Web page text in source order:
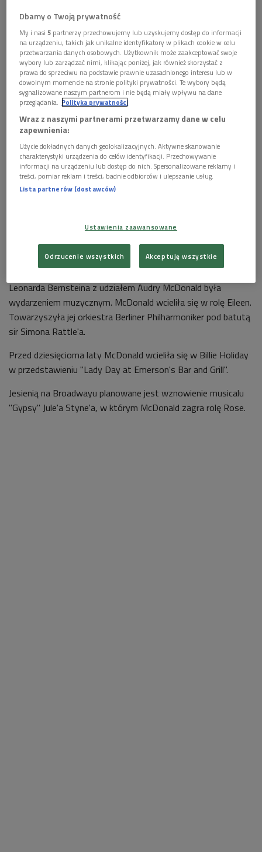
Na Broadwayu Audra McDonald zadebiutowała w musicalu "Carousel"
Richarda Rodgersa i Oscara Hammersteina II Foto: Ovidiu
Hrubaru/Shutterstock
Audra McDonald urodziła się w 1970 roku w Berlinie
Zachodnim, gdzie wówczas stacjonował jej ojciec wysłany
tam przez Armię Amerykańską.
Do 1993 roku uczyła się śpiewu klasycznego (co słychać w
wykonywanych przez nią utworach) w prestiżowej Juilliard
School. Na Broadwayu zadebiutowała w musicalu "Carousel"
Richarda Rodgersa i Oscara Hammersteina II. Najpierw
zemdlała podczas przesłuchań, a potem otrzymała angaż.
umożliwiło jej m.in. zagranie roli Sharon Graham w "Master
Class", gdzie partnerowała Zoe Caldwell grającej Marię Callas.
W 2002 roku koncertowa wersja musicalu "Wonderful Town"
Leonarda Bernsteina z udziałem Audry McDonald była
wydarzeniem muzycznym. McDonald wcieliła się w rolę Eileen.
Towarzyszyła jej orkiestra Berliner Philharmoniker pod batutą
sir Simona Rattle'a.
Przed dziesięcioma laty McDonald wcieliła się w Billie Holiday
w przedstawieniu "Lady Day at Emerson's Bar and Grill".
Jesienią na Broadwayu planowane jest wznowienie musicalu
"Gypsy" Jule'a Styne'a, w którym McDonald zagra rolę Rose.
Dbamy o Twoją prywatność
My i nasi5 partnerzy przechowujemy lub uzyskujemy dostęp do informacji
na urządzeniu, takich jak unikalne identyfikatory w plikach cookie w celu
przetwarzania danych osobowych. Użytkownik może zaakceptować swoje
wybory lub zarządzać nimi, klikając poniżej, jak również skorzystać z
prawa do sprzeciwu na podstawie prawnie uzasadnionego interesu lub w
dowolnym momencie na stronie polityki prywatności. Te wybory będą
sygnalizowane naszym partnerom i nie będą miały wpływu na dane
przeglądania. Polityka prywatności
Wraz z naszymi partnerami przetwarzamy dane w celu
zapewnienia:
Użycie dokładnych danych geolokalizacyjnych. Aktywne skanowanie
charakterystyki urządzenia do celów identyfikacji. Przechowywanie
informacji na urządzeniu lub dostęp do nich. Spersonalizowane reklamy i
treści, pomiar reklam i treści, badnie odbiorców i ulepszanie usług.
Lista partnerów (dostawców)
Ustawienia zaawansowane
Odrzucenie wszystkich Akceptuję wszystkie